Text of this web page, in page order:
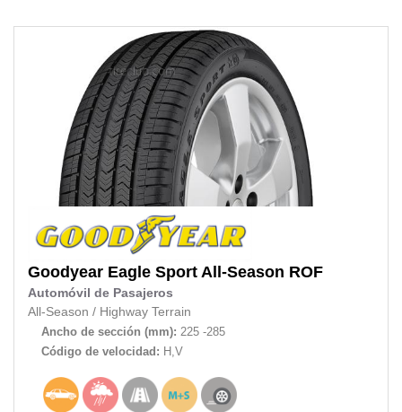
Goodyear Eagle Sport All-Season ROF
Automóvil de Pasajeros
All-Season / Highway Terrain
Ancho de sección (mm): 225 -285
Código de velocidad: H,V